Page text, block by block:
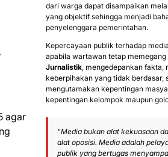
agar
dari warga dapat disampaikan
yang objektif sehingga menjadi
penyelenggara pemerintahan.
Kepercayaan publik terhadap
apabila wartawan tetap memegang
Jurnalistik, mengedepankan fakta,
keberpihakan yang tidak berdasar,
mengutamakan kepentingan
kepentingan kelompok maupun
"Media bukan alat kekuasaan
alat oposisi. Media adalah
publik yang bertugas